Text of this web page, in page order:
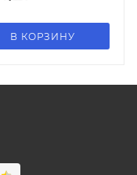
В КОРЗИНУ